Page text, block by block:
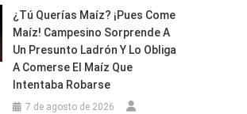
¿Tú Querías Maíz? ¡Pues Come
Maíz! Campesino Sorprende A
Un Presunto Ladrón Y Lo Obliga
A Comerse El Maíz Que
Intentaba Robarse
7 de agosto de 2026